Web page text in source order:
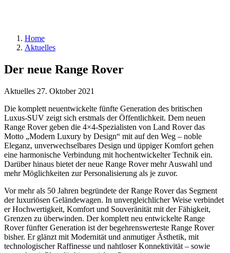
Home
Aktuelles
Der neue Range Rover
Aktuelles 27. Oktober 2021
Die komplett neuentwickelte fünfte Generation des britischen
Luxus-SUV zeigt sich erstmals der Öffentlichkeit. Dem neuen
Range Rover geben die 4×4-Spezialisten von Land Rover das
Motto „Modern Luxury by Design“ mit auf den Weg – noble
Eleganz, unverwechselbares Design und üppiger Komfort gehen
eine harmonische Verbindung mit hochentwickelter Technik ein.
Darüber hinaus bietet der neue Range Rover mehr Auswahl und
mehr Möglichkeiten zur Personalisierung als je zuvor.
Vor mehr als 50 Jahren begründete der Range Rover das Segment
der luxuriösen Geländewagen. In unvergleichlicher Weise verbindet
er Hochwertigkeit, Komfort und Souveränität mit der Fähigkeit,
Grenzen zu überwinden. Der komplett neu entwickelte Range
Rover fünfter Generation ist der begehrenswerteste Range Rover
bisher. Er glänzt mit Modernität und anmutiger Ästhetik, mit
technologischer Raffinesse und nahtloser Konnektivität – sowie